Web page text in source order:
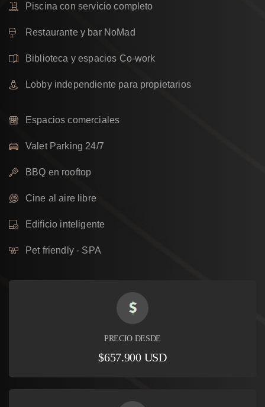
Piscina con servicio completo
Restaurante y bar NoMad
Biblioteca y espacios Co-work
Lobby independiente para propietarios
Espacios comerciales
Valet Parking 24/7
BBQ en rooftop
Cine al aire libre
Edificio inteligente
Pet friendly - SPA
PRECIO DESDE
$657.900 USD